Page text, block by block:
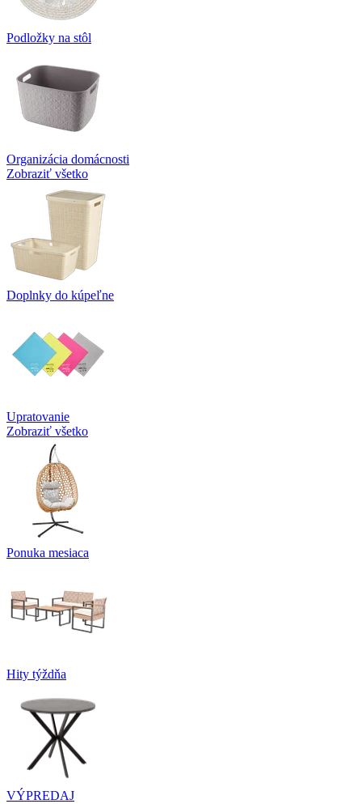
Podložky na stôl
Organizácia domácnosti
Zobraziť všetko
Doplnky do kúpeľne
Upratovanie
Zobraziť všetko
Ponuka mesiaca
Hity týždňa
VÝPREDAJ